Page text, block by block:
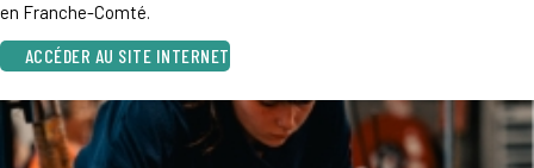
en Franche-Comté.
ACCÉDER AU SITE INTERNET